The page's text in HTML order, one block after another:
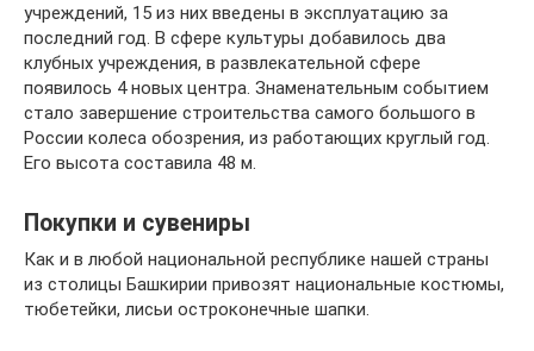
учреждений, 15 из них введены в эксплуатацию за
последний год. В сфере культуры добавилось два
клубных учреждения, в развлекательной сфере
появилось 4 новых центра. Знаменательным событием
стало завершение строительства самого большого в
России колеса обозрения, из работающих круглый год.
Его высота составила 48 м.
Покупки и сувениры
Как и в любой национальной республике нашей страны
из столицы Башкирии привозят национальные костюмы,
тюбетейки, лисьи остроконечные шапки.